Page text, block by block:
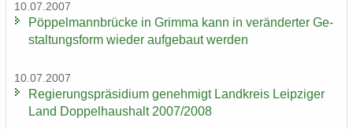
10.07.2007
Pöp­pel­mann­brü­cke in Grim­ma kann in ver­än­der­ter Ge­
stal­tungs­form wie­der auf­ge­baut wer­den
10.07.2007
Re­gie­rungs­prä­si­di­um ge­neh­migt Land­kreis Leip­zi­ger
Land Dop­pel­haus­halt 2007/2008